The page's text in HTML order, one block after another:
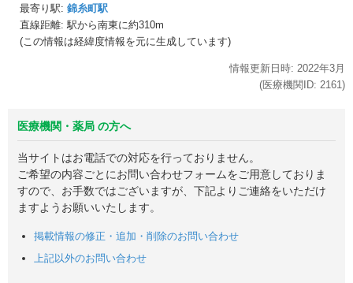
最寄り駅: 錦糸町駅
直線距離: 駅から南東に約310m
(この情報は経緯度情報を元に生成しています)
情報更新日時: 2022年3月
(医療機関ID: 2161)
医療機関・薬局 の方へ
当サイトはお電話での対応を行っておりません。
ご希望の内容ごとにお問い合わせフォームをご用意しておりま
すので、お手数ではございますが、下記よりご連絡をいただけ
ますようお願いいたします。
掲載情報の修正・追加・削除のお問い合わせ
上記以外のお問い合わせ